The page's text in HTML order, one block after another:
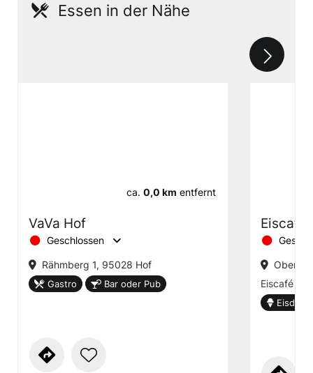
Essen in der Nähe
ca. 0,0 km entfernt
VaVa Hof
Geschlossen
Rähmberg 1, 95028 Hof
Gastro Bar oder Pub
Eiscafé
Oberer
Eiscafé
Eisdiele